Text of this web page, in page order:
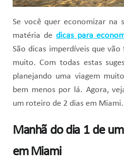
Se você quer economizar na
matéria de dicas para
São dicas imperdíveis que
muito. Com todas estas
planejando uma viagem
bem menos por lá. Agora,
um roteiro de 2 dias em Miami.
Manhã do dia 1 de
em Miami